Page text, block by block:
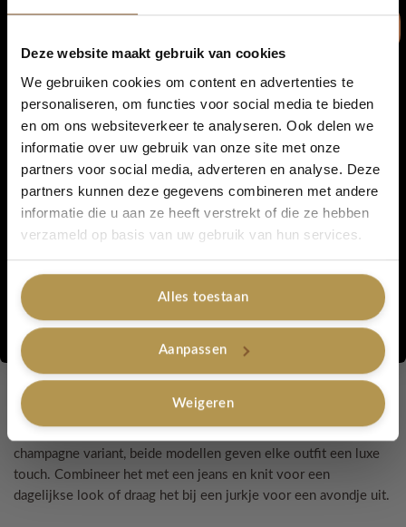
Deze website maakt gebruik van cookies
We gebruiken cookies om content en advertenties te
personaliseren, om functies voor social media te bieden
en om ons websiteverkeer te analyseren. Ook delen we
informatie over uw gebruik van onze site met onze
partners voor social media, adverteren en analyse. Deze
partners kunnen deze gegevens combineren met andere
informatie die u aan ze heeft verstrekt of die ze hebben
verzameld op basis van uw gebruik van hun services.
Alles toestaan
Aanpassen
Weigeren
Afmeting: 20 x 16 cm (+/-)
Kleur: zwart met zwarte pailletten
Kettinglengte: 80 cm
Sluiting: drukknoop
Lichtgewicht en comfortabel te dragen
Handgemaakt, hierdoor kan het formaat licht afwijken
Dit glitter schoudertasje zwart is ontworpen voor vrouwen die
houden van een elegante maar speelse uitstraling. De
goudkleurige ketting van 80 cm zorgt ervoor dat je het tasje
comfortabel crossbody kunt dragen, zowel casual als chic.
champagne variant, beide modellen geven elke outfit een luxe
touch. Combineer het met een jeans en knit voor een
dagelijkse look of draag het bij een jurkje voor een avondje uit.
5% korting...
Ja, graag!
Nee, bedankt